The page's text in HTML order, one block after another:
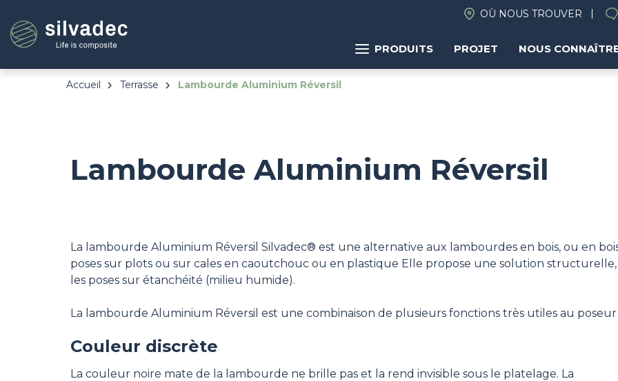
au
contenu
principal
OÙ NOUS TROUVER
PRODUITS PROJET NOUS
Accueil Terrasse Lambourde Aluminium Réversil
Lambourde Aluminium Réversil
La lambourde Aluminium Réversil Silvadec® est une alternative aux lambourdes en bois, ou en
poses sur plots ou sur cales en caoutchouc ou en plastique Elle propose une solution
les poses sur étanchéité (milieu humide).
La lambourde Aluminium Réversil est une combinaison de plusieurs fonctions très utiles au poseur
Couleur discrète
La couleur noire mate de la lambourde ne brille pas et la rend invisible sous le platelage. La